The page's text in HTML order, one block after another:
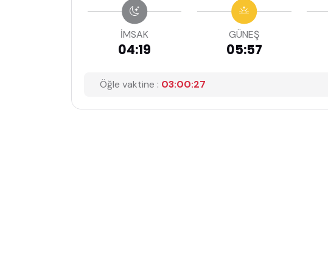
İMSAK
04:19
GÜNEŞ
05:57
Öğle vaktine : 03:00:26